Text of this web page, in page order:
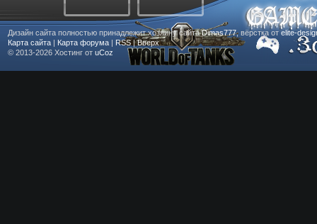
Дизайн сайта полностью принадлежит хозяину сайтаDimas777, вёрстка от elite-
Карта сайта | Карта форума | RSS|Вверх
© 2013-2026 Хостинг от uCoz